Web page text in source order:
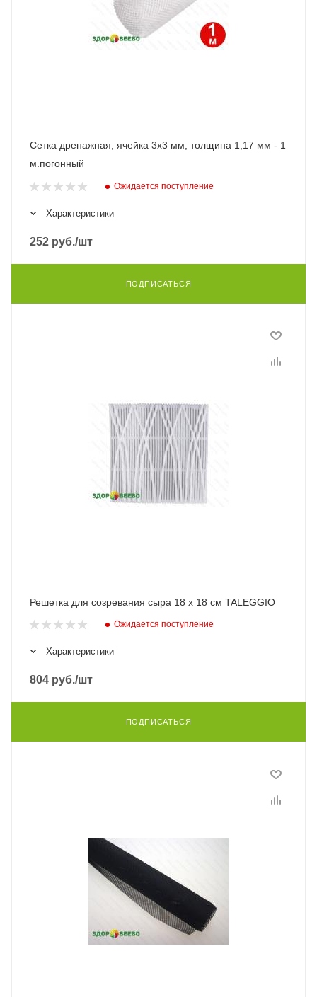
Сетка дренажная, ячейка 3х3 мм, толщина 1,17 мм - 1
м.погонный
Ожидается поступление
Характеристики
252 руб./шт
ПОДПИСАТЬСЯ
Решетка для созревания сыра 18 х 18 см TALEGGIO
Ожидается поступление
Характеристики
804 руб./шт
ПОДПИСАТЬСЯ